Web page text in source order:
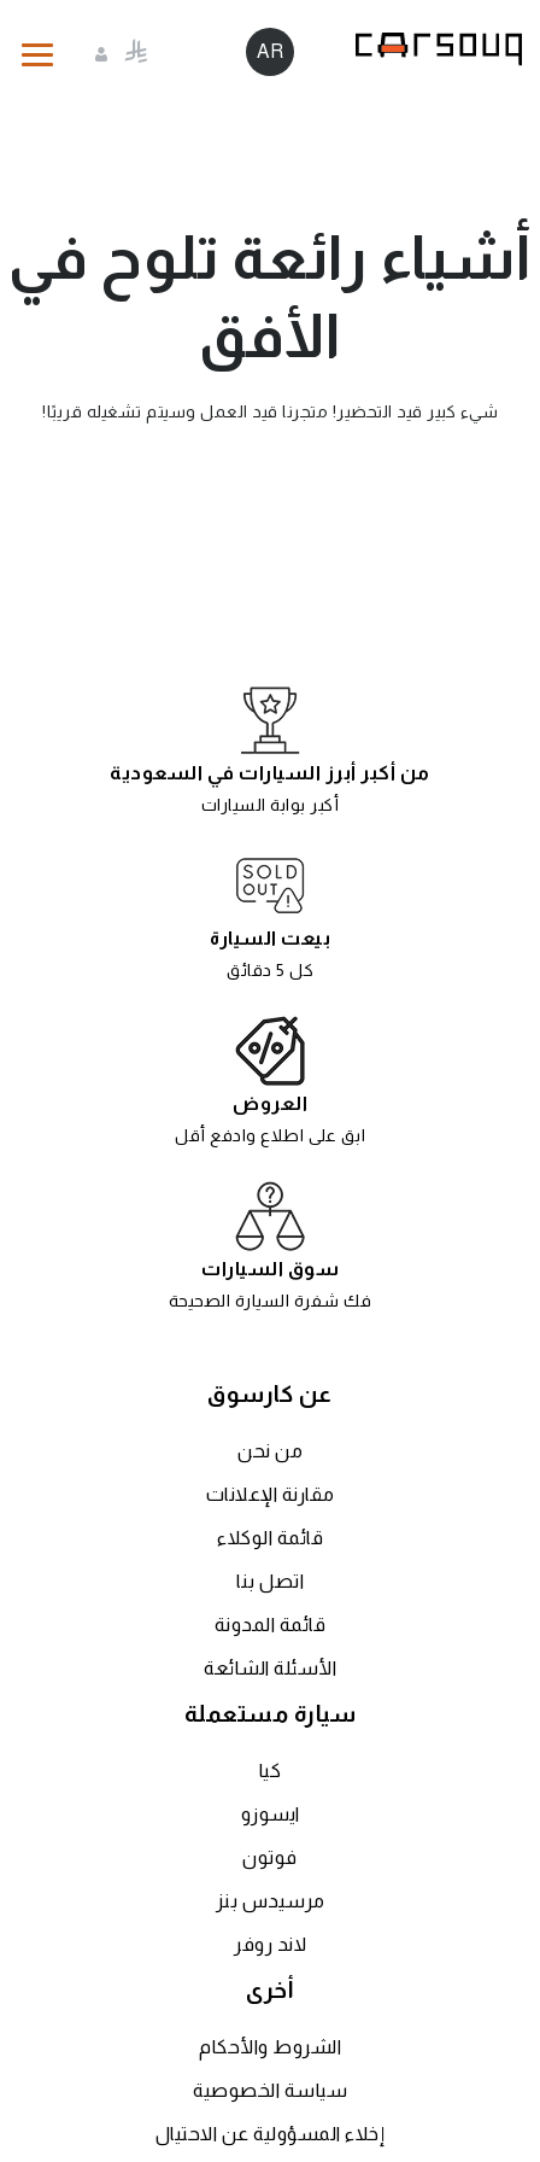
AR
أشياء رائعة تلوح في
الأفق
شيء كبير قيد التحضير! متجرنا قيد العمل وسيتم تشغيله قريبًا!
من أكبر أبرز السيارات في السعودية
أكبر بوابة السيارات
بيعت السيارة
كل 5 دقائق
العروض
ابق على اطلاع وادفع أقل
سوق السيارات
فك شفرة السيارة الصحيحة
عن كارسوق
من نحن
مقارنة الإعلانات
قائمة الوكلاء
اتصل بنا
قائمة المدونة
الأسئلة الشائعة
سيارة مستعملة
كيا
ايسوزو
فوتون
مرسيدس بنز
لاند روفر
أخرى
الشروط والأحكام
سياسة الخصوصية
إخلاء المسؤولية عن الاحتيال